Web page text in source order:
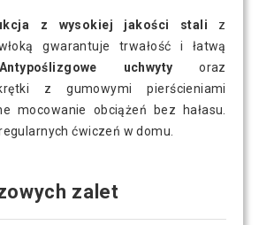
z wysokiej jakości stali z
gwarantuje trwałość i łatwą
Antypoślizgowe uchwyty oraz
z gumowymi pierścieniami
mocowanie obciążeń bez hałasu.
ćwiczeń w domu.
zalet